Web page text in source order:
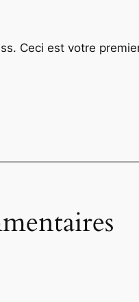
Ceci est votre